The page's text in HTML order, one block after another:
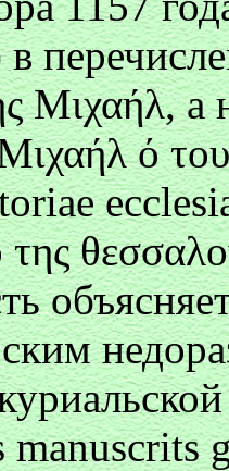
Μιχαήλ, a
ό
της
manuscrits